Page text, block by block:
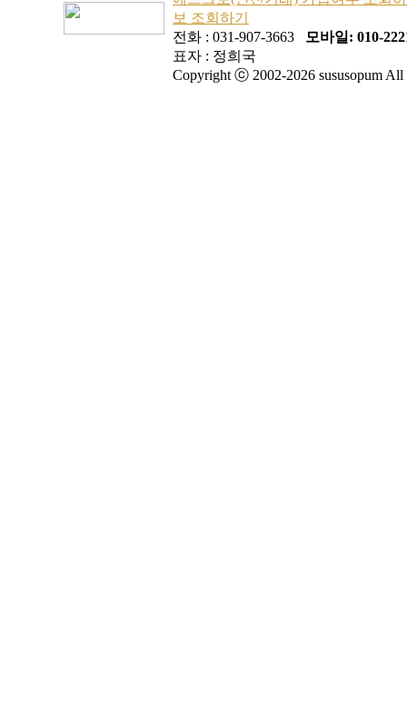
보 조회하기
전화 : 031-907-3663
모바일: 010-
표자 : 정희국
Copyright ⓒ 2002-2026 sususopum All